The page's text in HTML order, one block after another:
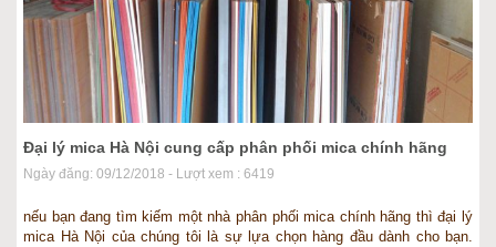
Đại lý mica Hà Nội cung cấp phân phối mica chính hãng
Ngày đăng: 09/12/2018 - Lượt xem : 6419
nếu bạn đang tìm kiếm một nhà phân phối mica chính hãng thì đại lý
mica Hà Nội của chúng tôi là sự lựa chọn hàng đầu dành cho bạn.